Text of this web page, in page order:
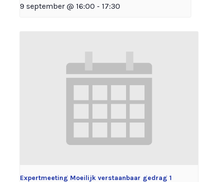
9 september @ 16:00 - 17:30
Expertmeeting Moeilijk verstaanbaar gedrag 1